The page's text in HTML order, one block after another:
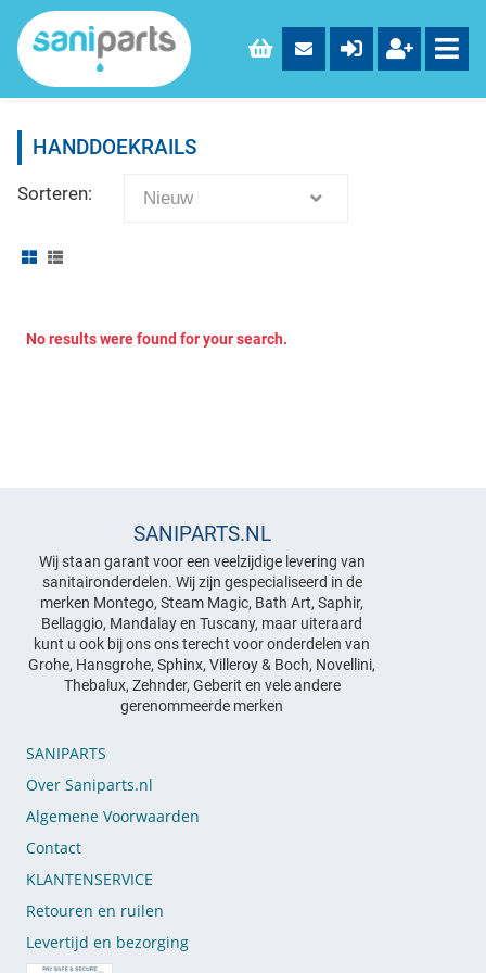
HANDDOEKRAILS
Sorteren: Nieuw
No results were found for your search.
SANIPARTS.NL
Wij staan garant voor een veelzijdige levering van
sanitaironderdelen. Wij zijn gespecialiseerd in de
merken Montego, Steam Magic, Bath Art, Saphir,
Bellaggio, Mandalay en Tuscany, maar uiteraard
kunt u ook bij ons ons terecht voor onderdelen van
Grohe, Hansgrohe, Sphinx, Villeroy & Boch, Novellini,
Thebalux, Zehnder, Geberit en vele andere
gerenommeerde merken
SANIPARTS
Over Saniparts.nl
Algemene Voorwaarden
Contact
KLANTENSERVICE
Retouren en ruilen
Levertijd en bezorging